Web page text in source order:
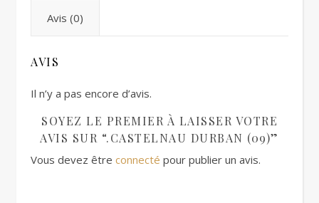
Avis (0)
AVIS
Il n’y a pas encore d’avis.
SOYEZ LE PREMIER À LAISSER VOTRE
AVIS SUR “.CASTELNAU DURBAN (09)”
Vous devez être connecté pour publier un avis.